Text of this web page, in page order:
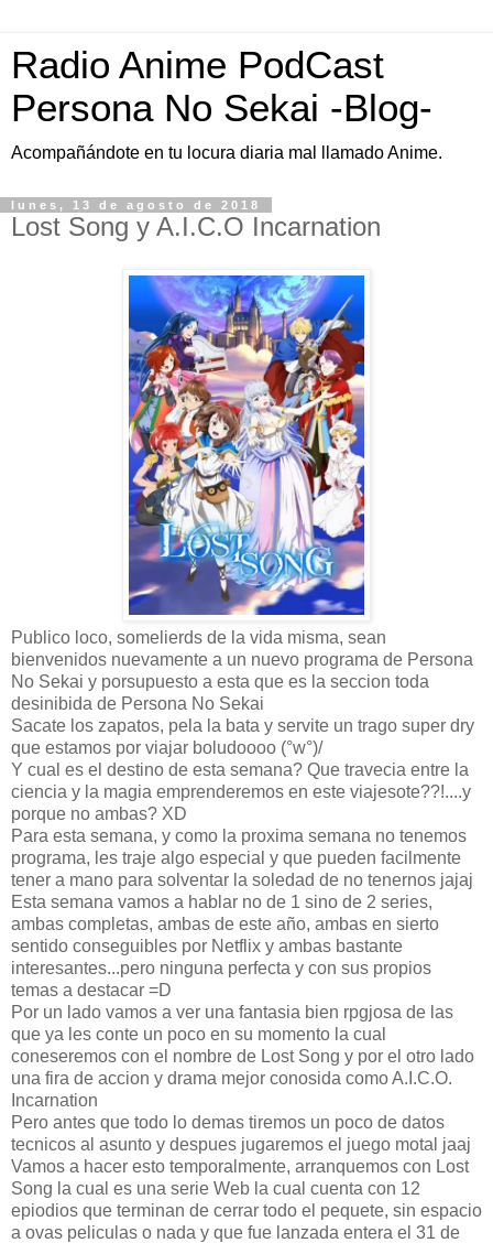
Radio Anime PodCast
Persona No Sekai -Blog-
Acompañándote en tu locura diaria mal llamado Anime.
lunes, 13 de agosto de 2018
Lost Song y A.I.C.O Incarnation
Publico loco, somelierds de la vida misma, sean
bienvenidos nuevamente a un nuevo programa de Persona
No Sekai y porsupuesto a esta que es la seccion toda
desinibida de Persona No Sekai
Sacate los zapatos, pela la bata y servite un trago super dry
que estamos por viajar boludoooo (°w°)/
Y cual es el destino de esta semana? Que travecia entre la
ciencia y la magia emprenderemos en este viajesote??!....y
porque no ambas? XD
Para esta semana, y como la proxima semana no tenemos
programa, les traje algo especial y que pueden facilmente
tener a mano para solventar la soledad de no tenernos jajaj
Esta semana vamos a hablar no de 1 sino de 2 series,
ambas completas, ambas de este año, ambas en sierto
sentido conseguibles por Netflix y ambas bastante
interesantes...pero ninguna perfecta y con sus propios
temas a destacar =D
Por un lado vamos a ver una fantasia bien rpgjosa de las
que ya les conte un poco en su momento la cual
coneseremos con el nombre de Lost Song y por el otro lado
una fira de accion y drama mejor conosida como A.I.C.O.
Incarnation
Pero antes que todo lo demas tiremos un poco de datos
tecnicos al asunto y despues jugaremos el juego motal jaaj
Vamos a hacer esto temporalmente, arranquemos con Lost
Song la cual es una serie Web la cual cuenta con 12
epiodios que terminan de cerrar todo el pequete, sin espacio
a ovas peliculas o nada y que fue lanzada entera el 31 de